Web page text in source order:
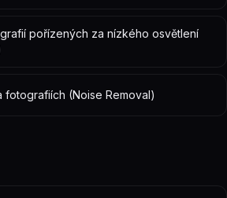
pořízených za nízkého osvětlení
fotografiích (Noise Removal)